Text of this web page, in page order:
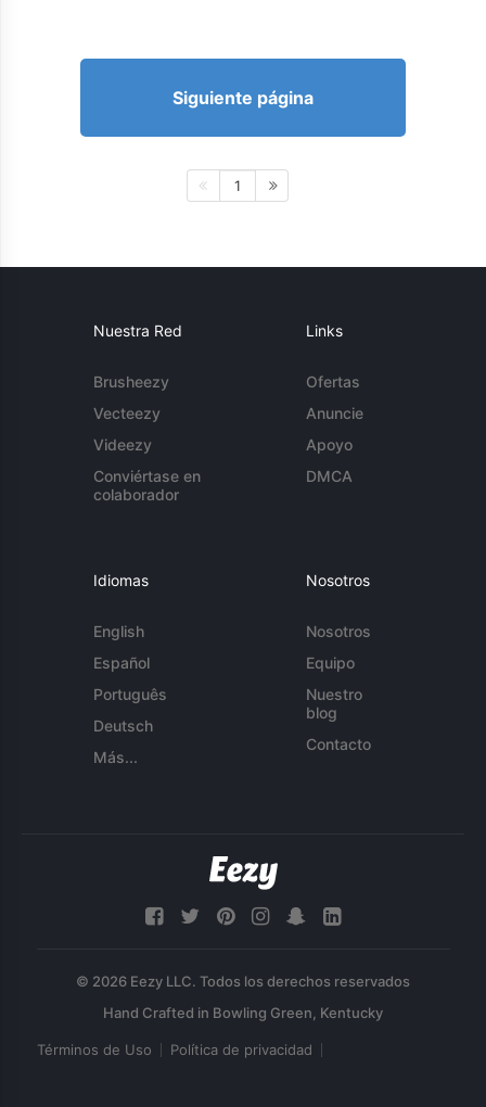
Siguiente página
1
Nuestra Red
Brusheezy
Vecteezy
Videezy
Conviértase en
colaborador
Links
Ofertas
Anuncie
Apoyo
DMCA
Idiomas
English
Español
Português
Deutsch
Más...
Nosotros
Nosotros
Equipo
Nuestro
blog
Contacto
© 2026 Eezy LLC. Todos los derechos reservados
Términos de Uso Política de privacidad